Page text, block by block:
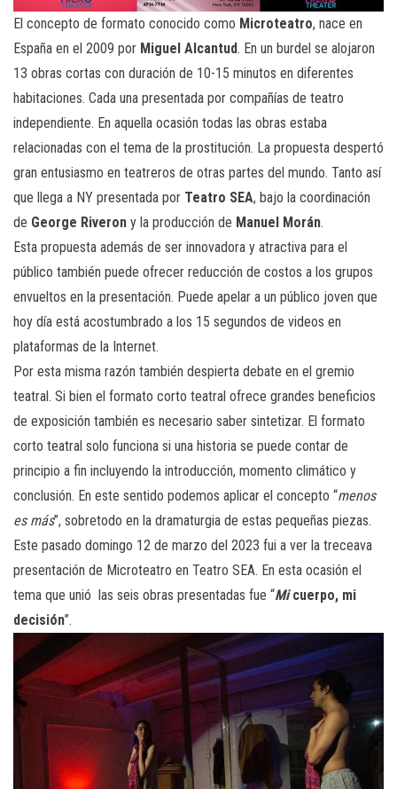
El concepto de formato conocido como Microteatro, nace en
España en el 2009 por Miguel Alcantud. En un burdel se alojaron
13 obras cortas con duración de 10-15 minutos en diferentes
habitaciones. Cada una presentada por compañías de teatro
independiente. En aquella ocasión todas las obras estaba
relacionadas con el tema de la prostitución. La propuesta despertó
gran entusiasmo en teatreros de otras partes del mundo. Tanto así
que llega a NY presentada por Teatro SEA, bajo la coordinación
de George Riveron y la producción de Manuel Morán.
Esta propuesta además de ser innovadora y atractiva para el
público también puede ofrecer reducción de costos a los grupos
envueltos en la presentación. Puede apelar a un público joven que
hoy día está acostumbrado a los 15 segundos de videos en
plataformas de la Internet.
Por esta misma razón también despierta debate en el gremio
teatral. Si bien el formato corto teatral ofrece grandes beneficios
de exposición también es necesario saber sintetizar. El formato
corto teatral solo funciona si una historia se puede contar de
principio a fin incluyendo la introducción, momento climático y
conclusión. En este sentido podemos aplicar el concepto “menos
es más”, sobretodo en la dramaturgia de estas pequeñas piezas.
Este pasado domingo 12 de marzo del 2023 fui a ver la treceava
presentación de Microteatro en Teatro SEA. En esta ocasión el
tema que unió las seis obras presentadas fue “Micuerpo, mi
decisión”.